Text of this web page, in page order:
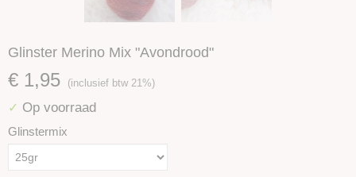
Glinster Merino Mix "Avondrood"
€ 1,95 (inclusief btw 21%)
✓ Op voorraad
Glinstermix